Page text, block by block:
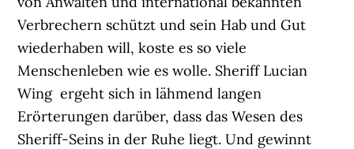
Verbrechern schützt und sein Hab und Gut
wiederhaben will, koste es so viele
Menschenleben wie es wolle. Sheriff Lucian
Wing ergeht sich in lähmend langen
Erörterungen darüber, dass das Wesen des
Sheriff-Seins in der Ruhe liegt. Und gewinnt